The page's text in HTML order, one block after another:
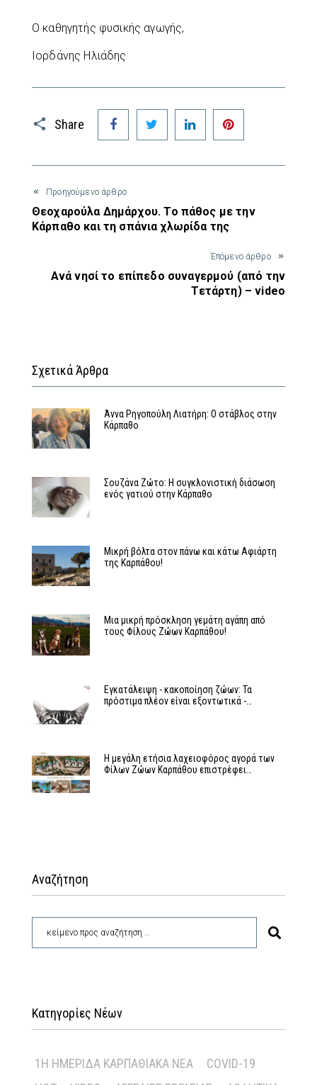
Ο καθηγητής φυσικής αγωγής,
Ιορδάνης Ηλιάδης
Share
Facebook Twitter LinkedIn
Προηγούμενο άρθρο
Θεοχαρούλα Δημάρχου. Το πάθος με την
Κάρπαθο και τη σπάνια χλωρίδα της
Έπόμενο άρθρο
Ανά νησί το επίπεδο συναγερμού (από την
Τετάρτη) – video
Σχετικά Άρθρα
Άννα Ρηγοπούλη Λιατήρη: Ο στάβλος στην
Κάρπαθο
Σουζάνα Ζώτο: Η συγκλονιστική διάσωση
ενός γατιού στην Κάρπαθο
Μικρή βόλτα στον πάνω και κάτω Αφιάρτη
της Καρπάθου!
Μια μικρή πρόσκληση γεμάτη αγάπη από
τους Φίλους Ζώων Καρπάθου!
Εγκατάλειψη - κακοποίηση ζώων: Τα
πρόστιμα πλέον είναι εξοντωτικά -…
Η μεγάλη ετήσια λαχειοφόρος αγορά των
Φίλων Ζώων Καρπάθου επιστρέφει…
Αναζήτηση
Κατηγορίες Νέων
1Η ΗΜΕΡΊΔΑ ΚΑΡΠΑΘΙΑΚΆ ΝΈΑ
COVID-19